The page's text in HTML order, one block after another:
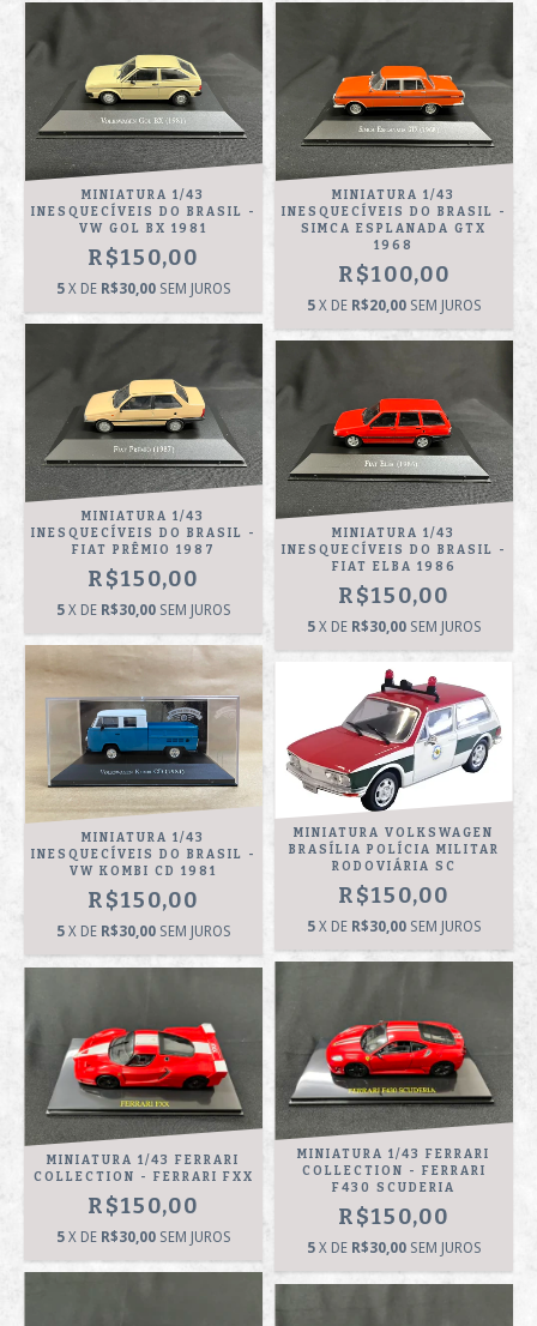
MINIATURA 1/43
INESQUECÍVEIS DO BRASIL -
VW GOL BX 1981
R$150,00
5 X DE R$30,00 SEM JUROS
MINIATURA 1/43
INESQUECÍVEIS DO BRASIL -
SIMCA ESPLANADA GTX
1968
R$100,00
5 X DE R$20,00 SEM JUROS
MINIATURA 1/43
INESQUECÍVEIS DO BRASIL -
FIAT PRÊMIO 1987
R$150,00
5 X DE R$30,00 SEM JUROS
MINIATURA 1/43
INESQUECÍVEIS DO BRASIL -
FIAT ELBA 1986
R$150,00
5 X DE R$30,00 SEM JUROS
MINIATURA 1/43
INESQUECÍVEIS DO BRASIL -
VW KOMBI CD 1981
R$150,00
5 X DE R$30,00 SEM JUROS
MINIATURA VOLKSWAGEN
BRASÍLIA POLÍCIA MILITAR
RODOVIÁRIA SC
R$150,00
5 X DE R$30,00 SEM JUROS
MINIATURA 1/43 FERRARI
COLLECTION - FERRARI FXX
R$150,00
5 X DE R$30,00 SEM JUROS
MINIATURA 1/43 FERRARI
COLLECTION - FERRARI
F430 SCUDERIA
R$150,00
5 X DE R$30,00 SEM JUROS